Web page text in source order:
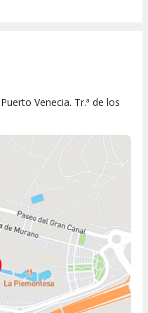
Puerto Venecia. Tr.ª de los